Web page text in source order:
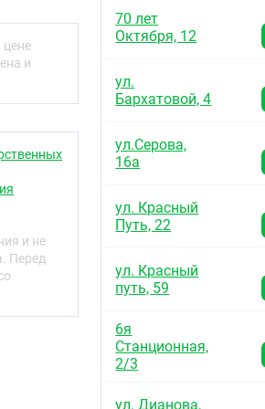
цене
и
и не
Перед
70 лет
Октября, 12
ул.
Бархатовой, 4
ул.Серова,
16а
ул. Красный
Путь, 22
ул. Красный
путь, 59
6я
Станционная,
2/3
ул. Дианова,